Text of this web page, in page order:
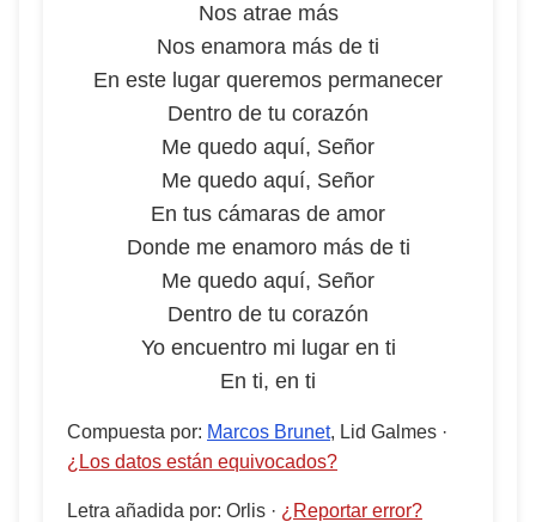
Nos atrae más
Nos enamora más de ti
En este lugar queremos permanecer
Dentro de tu corazón
Me quedo aquí, Señor
Me quedo aquí, Señor
En tus cámaras de amor
Donde me enamoro más de ti
Me quedo aquí, Señor
Dentro de tu corazón
Yo encuentro mi lugar en ti
En ti, en ti
Compuesta por: Marcos Brunet, Lid Galmes ·
¿Los datos están equivocados?
Letra añadida por: Orlis · ¿Reportar error?